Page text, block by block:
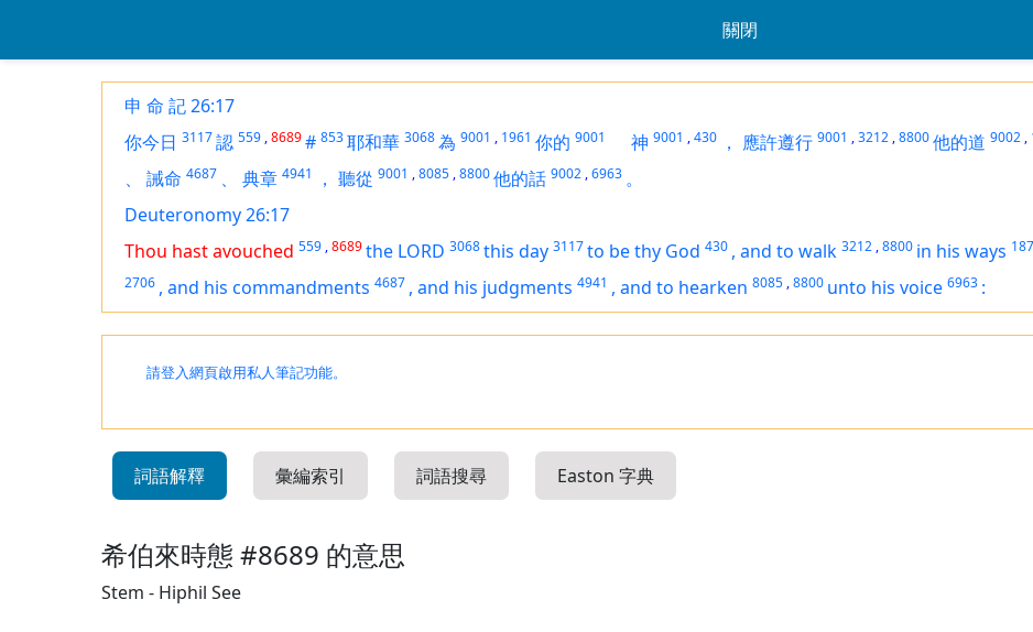
關閉
申 命 記 26:17
你今日 3117認 559 ,8689# 853耶和華 3068為 9001 , 1961 你的 9001 神 9001 ,430 ， 應許遵行 9001 ,3212 ,8800他的道 9002 ,
、 誡命 4687 、 典章 4941 ， 聽從 9001 ,8085 ,8800他的話 9002 ,6963 。
Deuteronomy 26:17
Thou hast avouched 559 ,8689the LORD 3068this day 3117to be thy God 430 , and to walk 3212 ,8800 in his ways
2706 , and his commandments 4687 , and his judgments 4941 , and to hearken 8085 ,8800 unto his voice 6963 :
請登入網頁啟用私人筆記功能。
詞語解釋 彙編索引 詞語搜尋 Easton 字典
希伯來時態 #8689 的意思
Stem - Hiphil See